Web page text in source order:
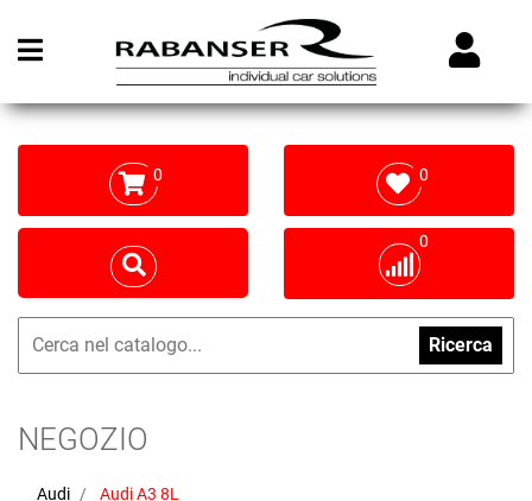
Open menu
0 0
0
Ricerca
NEGOZIO
Audi Audi A3 8L